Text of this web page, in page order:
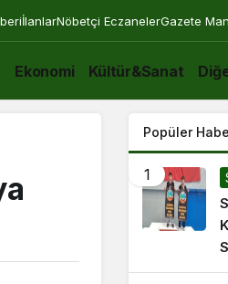
İlanlarNöbetçi EczanelerGazete
Ekonomi Kültür&Sanat
Popüler
1